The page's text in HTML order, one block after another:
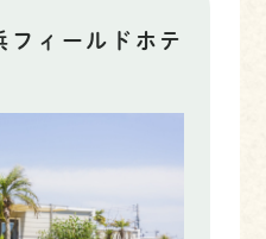
フィールドホテ